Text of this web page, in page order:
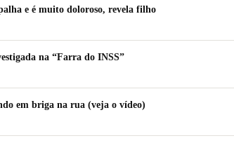
e é muito doloroso, revela filho
na “Farra do INSS”
em briga na rua (veja o vídeo)